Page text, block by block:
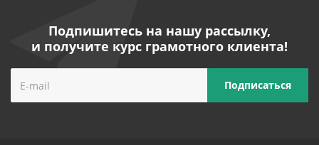
Подпишитесь на нашу рассылку,
и получите курс грамотного клиента!